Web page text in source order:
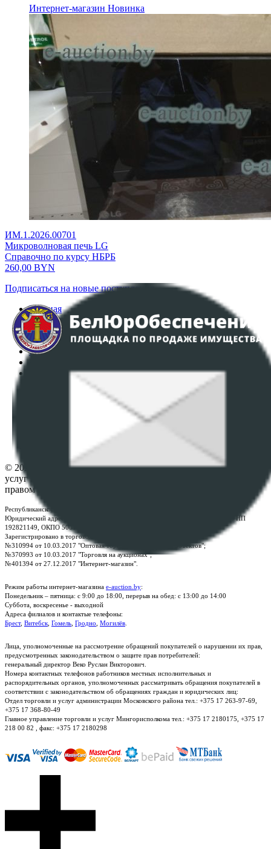
Интернет-магазин Новинка
ИМ.1.2026.00701
Микроволновая печь LG
Справочно по курсу НБРБ
260,00 BYN
Подписаться на новые поступления
Главная
Аукционы
Интернет-магазин
Регламент организации и проведения торгов
Политика в отношении обработки персональных
ПОЛОЖЕНИЕ О ПОЛИТИКЕ ОБРАБОТКИ COOKIE-
Настройки cookie-файлов
© 2026 Республиканское унитарное предприятие по оказанию
услуг "БелЮрОбеспечение" - Все права защищены авторским
правом
Республиканское унитарное предприятие по оказанию услуг "БелЮрОбеспечение"
Юридический адрес: г. Минск, пр-т. Дзержинского, 1Б, e-mail:
, УНП
192821149, ОКПО 500111895000
Зарегистрировано в торговом реестре Республики Беларусь:
№310994 от 10.03.2017 "Оптовая торговля без торговых объектов";
№370993 от 10.03.2017 "Торговля на аукционах";
№401394 от 27.12.2017 "Интернет-магазин".
Режим работы интернет-магазина e-auction.by:
Понедельник – пятница: с 9:00 до 18:00, перерыв на обед: с 13:00 до 14:00
Суббота, воскресенье - выходной
Адреса филиалов и контактые телефоны:
Брест, Витебск Гомель Гродно Могилёв
Лица, уполномоченные на рассмотрение обращений покупателей о нарушении их прав,
предусмотренных законодательством о защите прав потребителей:
генеральный директор Веко Руслан Викторович.
Номера контактных телефонов работников местных исполнительных и
распорядительных органов, уполномоченных рассматривать обращения покупателей в
соответствии с законодательством об обращениях граждан и юридических лиц:
Отдел торговли и услуг администрации Московского района тел.: +375 17 263-97-69,
+375 17 368-80-49
Главное управление торговли и услуг Мингорисполкома тел.: +375 17 2180175, +375 17
218 00 82 , факс: +375 17 2180298